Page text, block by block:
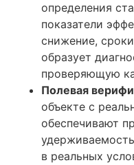
определения
показатели
снижение,
образует
проверяющую
Полевая
объекте с
обеспечивают
в реальных